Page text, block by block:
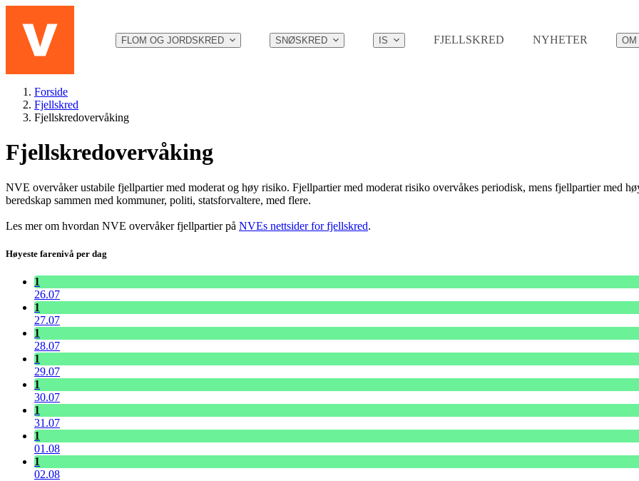
FLOM OG JORDSKRED SNØSKRED IS FJELLSKRED NYHETER OM
Forside
Fjellskred
Fjellskredovervåking
Fjellskredovervåking
NVE overvåker ustabile fjellpartier med moderat og høy risiko. Fjellpartier med moderat risiko overvåkes periodisk, mens fjellpartier med
beredskap sammen med kommuner, politi, statsforvaltere, med flere.
Les mer om hvordan NVE overvåker fjellpartier på NVEs nettsider for fjellskred.
Høyeste farenivå per dag
1
26.07
1
27.07
1
28.07
1
29.07
1
30.07
1
31.07
1
01.08
1
02.08